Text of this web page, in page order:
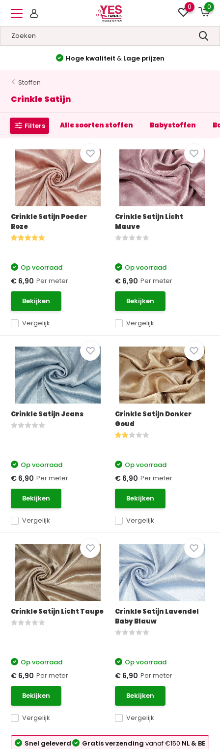
0 0
Hoge kwaliteit & Lage prijzen
Stoffen
Crinkle Satijn
Filters Alle soorten stoffen Babystoffen
Crinkle Satijn Poeder
Roze
Vergelijk
Op voorraad
€ 6,90 Per meter
Bekijken
Crinkle Satijn Licht
Mauve
Vergelijk
Op voorraad
€ 6,90 Per meter
Bekijken
Crinkle Satijn Jeans
Vergelijk
Op voorraad
€ 6,90 Per meter
Bekijken
Crinkle Satijn Donker
Goud
Vergelijk
Op voorraad
€ 6,90 Per meter
Bekijken
Crinkle Satijn Licht Taupe
Vergelijk
Op voorraad
€ 6,90 Per meter
Bekijken
Crinkle Satijn Lavendel
Baby Blauw
Vergelijk
Op voorraad
€ 6,90 Per meter
Bekijken
Snel geleverd Gratis verzendingvanaf €150 NL & BE